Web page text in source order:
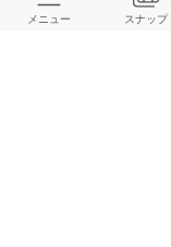
メニュー スナップ